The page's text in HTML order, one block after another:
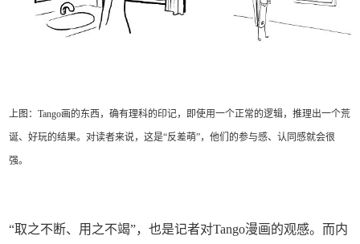
上图：Tango画的东西，确有理科的印记，即使用一个正常的逻辑，推理出一个荒
诞、好玩的结果。对读者来说，这是“反差萌”，他们的参与感、认同感就会很
强。
“取之不断、用之不竭”，也是记者对Tango漫画的观感。而内